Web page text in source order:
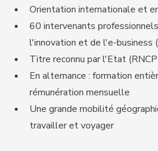
Orientation internationale et
60 intervenants
l'innovation et de l'e-business
Titre reconnu par l'Etat
En alternance : formation
rémunération mensuelle
Une grande mobilité
travailler et voyager